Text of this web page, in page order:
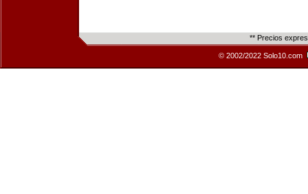
** Precios
© 2002/2022 Solo10.com